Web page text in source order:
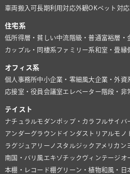
車両搬入可長期利用対応外観OKペット対応
住宅系
低所得層・貧しい中流階級・普通富裕層・
カップル・同棲系ファミリー系和室・畳縁
オフィス系
個人事務所中小企業・零細風大企業・外資
応接室・役員会議室 エレベーター 階段・非
テイスト
ナチュラルモダンポップ・カラフルサイバ
アンダーグラウンド インダストリアルモノ
ラグジュアリー ノスタルジック アメリカン
南国・バリ風 エキゾチック ヴィンテージ オ
本棚・レコード棚グリーン・植物和風・日